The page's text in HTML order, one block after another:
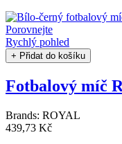
Porovnejte
Rychlý pohled
+ Přidat do košíku
Fotbalový míč
Brands: ROYAL
439,73 Kč